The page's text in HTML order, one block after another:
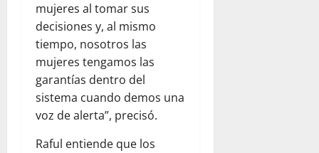
mujeres al tomar sus
decisiones y, al mismo
tiempo, nosotros las
mujeres tengamos las
garantías dentro del
sistema cuando demos una
voz de alerta”, precisó.
Raful entiende que los